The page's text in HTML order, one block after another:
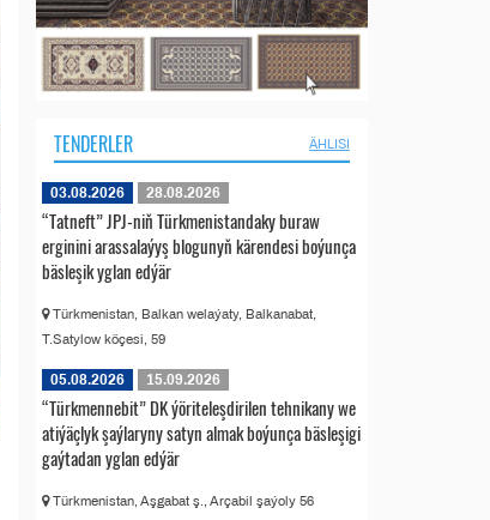
TENDERLER ÄHLISI
03.08.2026 28.08.2026
“Tatneft” JPJ-niň Türkmenistandaky buraw
erginini arassalaýyş blogunyň kärendesi boýunça
bäsleşik yglan edýär
Türkmenistan, Balkan welaýaty, Balkanabat,
T.Satylow köçesi, 59
05.08.2026 15.09.2026
“Türkmennebit” DK ýöriteleşdirilen tehnikany we
atiýäçlyk şaýlaryny satyn almak boýunça bäsleşigi
gaýtadan yglan edýär
Türkmenistan, Aşgabat ş., Arçabil şaýoly 56